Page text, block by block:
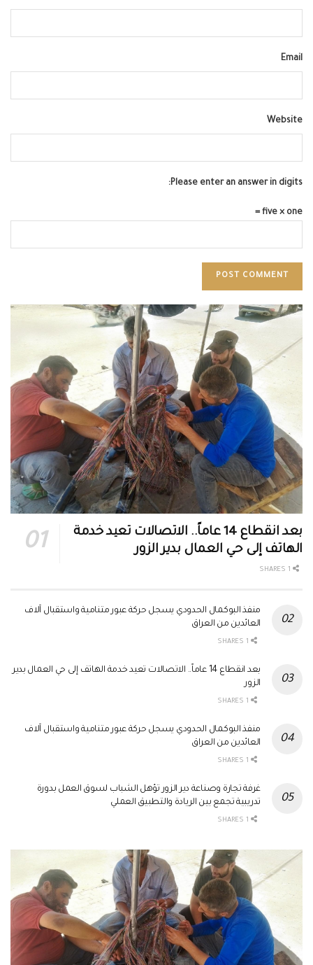
Email
Website
Please enter an answer in digits:
five × one =
بعد انقطاع 14 عاماً.. الاتصالات تعيد خدمة
الهاتف إلى حي العمال بدير الزور
منفذ البوكمال الحدودي يسجل حركة عبور متنامية واستقبال آلاف
العائدين من العراق
بعد انقطاع 14 عاماً.. الاتصالات تعيد خدمة الهاتف إلى حي العمال بدير
الزور
منفذ البوكمال الحدودي يسجل حركة عبور متنامية واستقبال آلاف
العائدين من العراق
غرفة تجارة وصناعة دير الزور تؤهل الشباب لسوق العمل بدورة
تدريبية تجمع بين الريادة والتطبيق العملي